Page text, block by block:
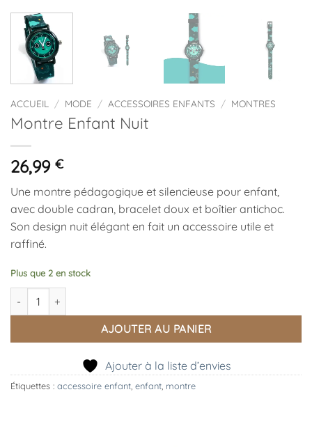
ACCUEIL / MODE / ACCESSOIRES ENFANTS / MONTRES
Montre Enfant Nuit
26,99 €
Une montre pédagogique et silencieuse pour enfant,
avec double cadran, bracelet doux et boîtier antichoc.
Son design nuit élégant en fait un accessoire utile et
raffiné.
Plus que 2 en stock
quantité de Montre Enfant Nuit
AJOUTER AU PANIER
Ajouter à la liste d’envies
Étiquettes : accessoire enfant enfant montre